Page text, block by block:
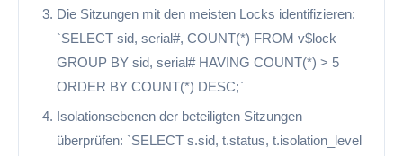
Die Sitzungen mit den meisten Locks identifizieren:
`SELECT sid, serial#, COUNT(*) FROM v$lock
GROUP BY sid, serial# HAVING COUNT(*) > 5
ORDER BY COUNT(*) DESC;`
Isolationsebenen der beteiligten Sitzungen
überprüfen: `SELECT s.sid, t.status, t.isolation_level